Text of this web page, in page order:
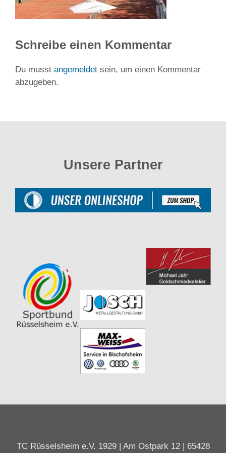
Schreibe einen Kommentar
Du musst angemeldet sein, um einen Kommentar
abzugeben.
Unsere Partner
TC Rüsselsheim e.V. 1929 | Am Ostpark 12 | 65428